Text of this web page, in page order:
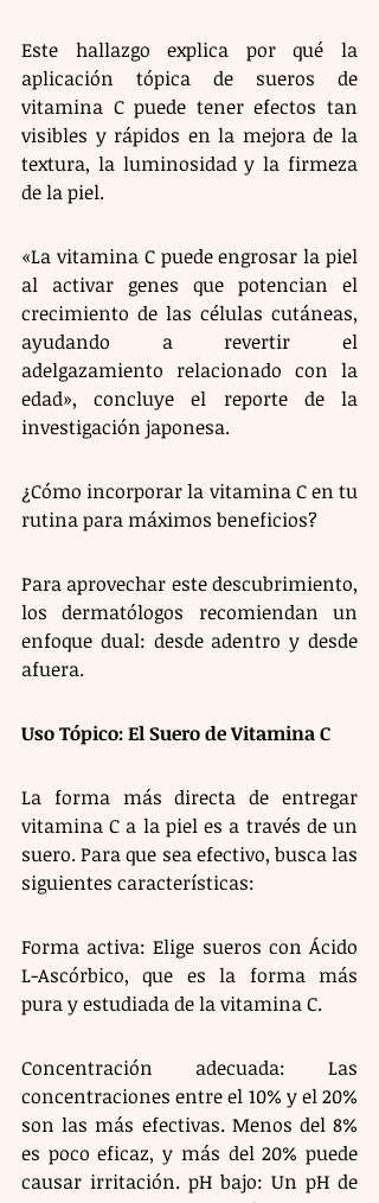
Este hallazgo explica por qué la
aplicación tópica de sueros de
vitamina C puede tener efectos tan
visibles y rápidos en la mejora de la
textura, la luminosidad y la firmeza
de la piel.
«La vitamina C puede engrosar la piel
al activar genes que potencian el
crecimiento de las células cutáneas,
ayudando a revertir el
adelgazamiento relacionado con la
edad», concluye el reporte de la
investigación japonesa.
¿Cómo incorporar la vitamina C en tu
rutina para máximos beneficios?
Para aprovechar este descubrimiento,
los dermatólogos recomiendan un
enfoque dual: desde adentro y desde
afuera.
Uso Tópico: El Suero de Vitamina C
La forma más directa de entregar
vitamina C a la piel es a través de un
suero. Para que sea efectivo, busca las
siguientes características:
Forma activa: Elige sueros con Ácido
L-Ascórbico, que es la forma más
pura y estudiada de la vitamina C.
Concentración adecuada: Las
concentraciones entre el 10% y el 20%
son las más efectivas. Menos del 8%
es poco eficaz, y más del 20% puede
causar irritación. pH bajo: Un pH de